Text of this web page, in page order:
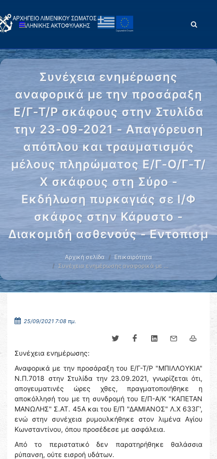
Συνέχεια ενημέρωσης
αναφορικά με την προσάραξη
Ε/Γ-Τ/Ρ σκάφους στην Στυλίδα
την 23-09-2021 - Απαγόρευση
απόπλου και τραυματισμός
μέλους πληρώματος Ε/Γ-Ο/Γ-Τ/
Χ σκάφους στη Σύρο -
Εκδήλωση πυρκαγιάς σε Ι/Φ
σκάφος στην Κάρυστο -
Διακομιδή ασθενούς - Εντοπισμ
Αρχική σελίδα
Επικαιρότητα
Συνέχεια ενημέρωσης αναφορικά με …
25/09/2021 7:08 πμ.
Συνέχεια ενημέρωσης:
Αναφορικά με την προσάραξη του Ε/Γ-Τ/Ρ "ΜΠΙΛΛΟΥΚΙΑ"
Ν.Π.7018 στην Στυλίδα την 23.09.2021, γνωρίζεται ότι,
απογευματινές ώρες χθες, πραγματοποιήθηκε η
αποκόλλησή του με τη συνδρομή του Ε/Π-Α/Κ "ΚΑΠΕΤΑΝ
ΜΑΝΩΛΗΣ" Σ.ΑΤ. 45Α και του Ε/Π "ΔΑΜΙΑΝΟΣ" Λ.Χ 633Γ',
ενώ στην συνέχεια ρυμουλκήθηκε στον λιμένα Αγίου
Κωνσταντίνου, όπου προσέδεσε με ασφάλεια.
Από το περιστατικό δεν παρατηρήθηκε θαλάσσια
ρύπανση, ούτε εισροή υδάτων.